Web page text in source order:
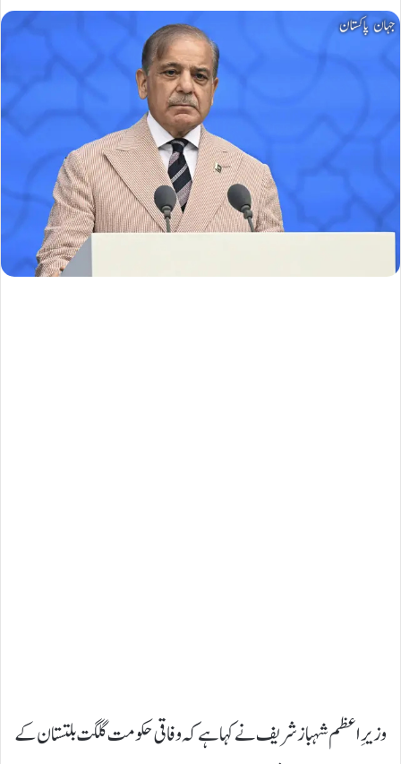
وزیرِ اعظم شہباز شریف نے کہا ہے کہ وفاقی حکومت گلگت بلتستان کے